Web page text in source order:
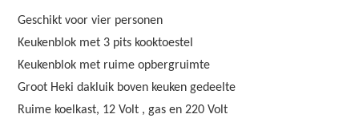
Geschikt voor vier personen
Keukenblok met 3 pits kooktoestel
Keukenblok met ruime opbergruimte
Groot Heki dakluik boven keuken gedeelte
Ruime koelkast, 12 Volt , gas en 220 Volt